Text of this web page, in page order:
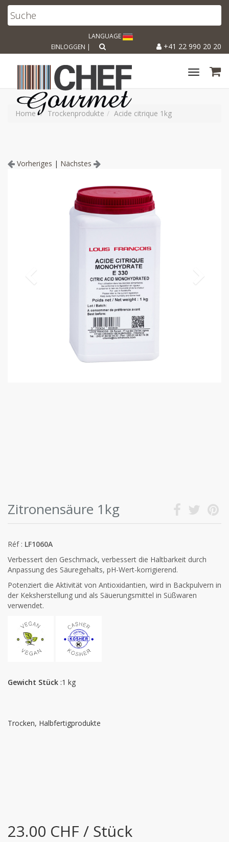
LANGUAGE
+41 22 990 20 20
EINLOGGEN |
Toggle
Home Trockenprodukte Acide citrique 1kg
Vorheriges | Nächstes
Zitronensäure 1kg
Réf : LF1060A
Verbessert den Geschmack, verbessert die Haltbarkeit durch
Anpassung des Säuregehalts, pH-Wert-korrigierend.
Potenziert die Aktivität von Antioxidantien, wird in Backpulvern in
der Keksherstellung und als Säuerungsmittel in Süßwaren
verwendet.
Gewicht Stück :1 kg
Trocken, Halbfertigprodukte
23.00 CHF / Stück